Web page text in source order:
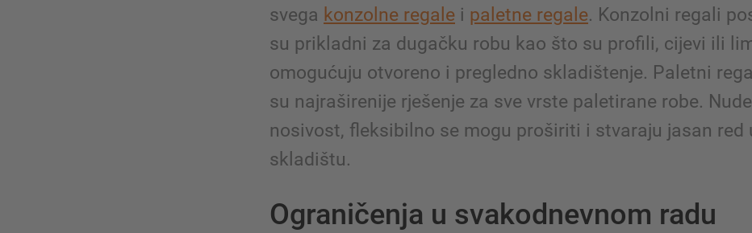
svega konzolne regale i paletne regale. Konzolni regali
su prikladni za dugačku robu kao što su profili, cijevi ili
omogućuju otvoreno i pregledno skladištenje. Paletni
su najraširenije rješenje za sve vrste paletirane robe.
nosivost, fleksibilno se mogu proširiti i stvaraju jasan red
skladištu.
Ograničenja u svakodnevnom radu